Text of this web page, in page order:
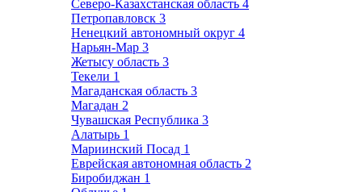
Северо-Казахстанская область 4
Петропавловск 3
Ненецкий автономный округ 4
Нарьян-Мар 3
Жетысу область 3
Текели 1
Магаданская область 3
Магадан 2
Чувашская Республика 3
Алатырь 1
Мариинский Посад 1
Еврейская автономная область 2
Биробиджан 1